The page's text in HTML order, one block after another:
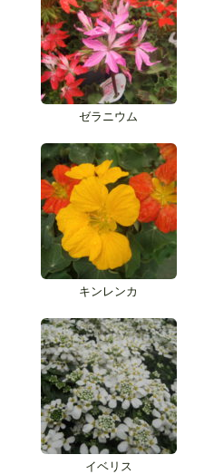
ゼラニウム
キンレンカ
イベリス